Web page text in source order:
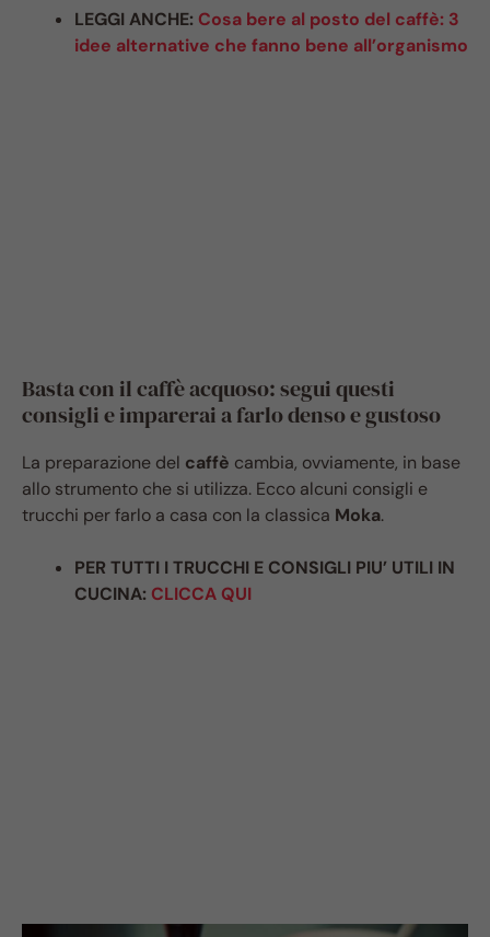
LEGGI ANCHE: Cosa bere al posto del caffè: 3
idee alternative che fanno bene all’organismo
Basta con il caffè acquoso: segui questi
consigli e imparerai a farlo denso e gustoso
La preparazione del caffè cambia, ovviamente, in base
allo strumento che si utilizza. Ecco alcuni consigli e
trucchi per farlo a casa con la classica Moka.
PER TUTTI I TRUCCHI E CONSIGLI PIU’ UTILI IN
CUCINA: CLICCA QUI